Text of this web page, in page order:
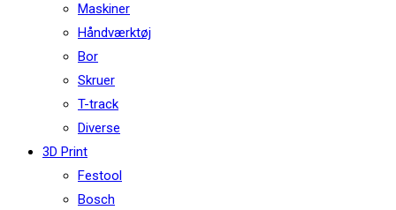
Maskiner
Håndværktøj
Bor
Skruer
T-track
Diverse
3D Print
Festool
Bosch